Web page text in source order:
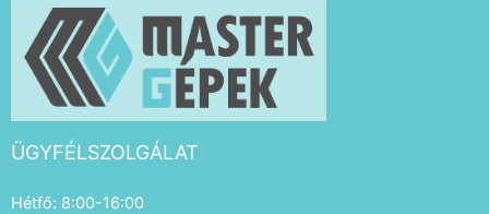
ÜGYFÉLSZOLGÁLAT
Hétfő: 8:00-16:00